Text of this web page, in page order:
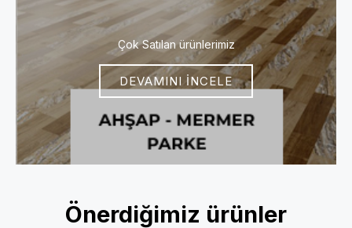
Çok Satılan ürünlerimiz
DEVAMINI İNCELE
Önerdiğimiz ürünler